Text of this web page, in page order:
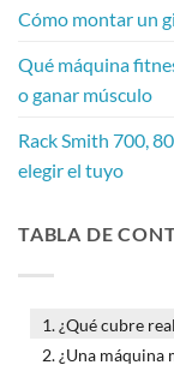
Cómo montar un
Qué máquina
o ganar músculo
Rack Smith 700,
elegir el tuyo
TABLA DE
¿Qué cubre
¿Una máquina